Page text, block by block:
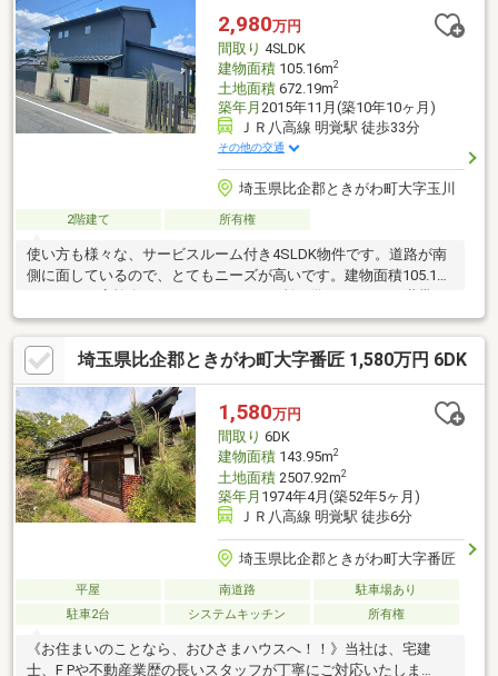
防蟻工事 ■外壁塗装 ■雨樋交換 ■屋根工事 等
2,980万円
間取り 4SLDK
建物面積105.16m2
土地面積672.19m2
築年月 2015年11月(築10年10ヶ月)
ＪＲ八高線 明覚駅 徒歩33分
その他の交通
埼玉県比企郡ときがわ町大字玉川
2階建て 所有権
使い方も様々な、サービスルーム付き4SLDK物件です。道路が南
側に面しているので、とてもニーズが高いです。建物面積105.16
のお住まいにもおすすめの物件です。落ち着きのある住宅街に位
置する、2015年11月築の物件です。3口コンロが付いているの
で、たくさん作る場合でも同時に料理を進められます。追い焚き
機能で冷めたお湯も温め直せます。
埼玉県比企郡ときがわ町大字番匠 1,580万円 6DK
1,580万円
間取り 6DK
建物面積143.95m2
土地面積2507.92m2
築年月 1974年4月(築52年5ヶ月)
ＪＲ八高線 明覚駅 徒歩6分
埼玉県比企郡ときがわ町大字番匠
平屋 南道路
駐車場あり
駐車2台
システムキッチン 所有権
《お住まいのことなら、おひさまハウスへ！！》当社は、宅建
士、F Pや不動産業歴の長いスタッフが丁寧にご対応いたしま